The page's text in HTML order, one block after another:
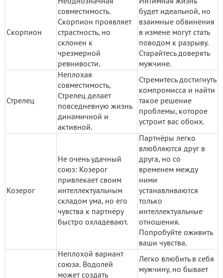
Скорпион
Неоднозначная
совместимость.
Скорпион проявляет
страстность, но
склонен к
чрезмерной
ревнивости.
Интимная жизнь
будет идеальной, но
взаимные обвинения
в измене могут стать
поводом к разрыву.
Старайтесь доверять
мужчине.
Стрелец
Неплохая
совместимость,
Стрелец делает
повседневную жизнь
динамичной и
активной.
Стремитесь достигнуть
компромисса и найти
такое решение
проблемы, которое
устроит вас обоих.
Козерог
Не очень удачный
союз: Козерог
привлекает своим
интеллектуальным
складом ума, но его
чувства к партнёру
быстро охладевают.
Партнёры легко
влюбляются друг в
друга, но со
временем между
ними
устанавливаются
только
интеллектуальные
отношения.
Попробуйте оживить
ваши чувства.
Неплохой вариант
союза. Водолей
может создать
Легко влюбить в себя
мужчину, но бывает